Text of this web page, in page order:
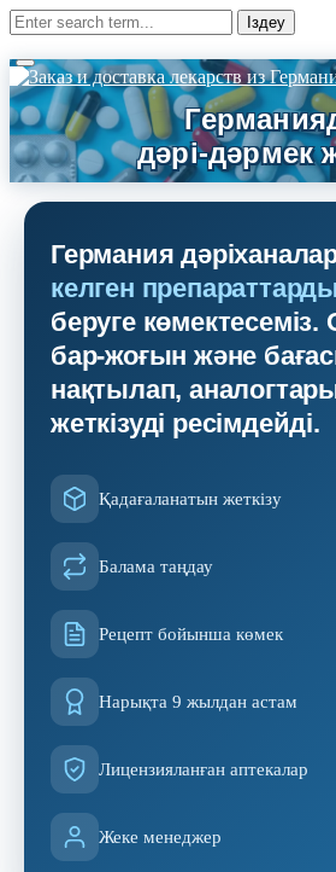
Германия
келген
беруге көмектесеміз.
бар-жоғын және
нақтылап,
жеткізуді ресімдейді.
Қадағаланатын жеткізу
Балама таңдау
Рецепт бойынша көмек
Нарықта 9 жылдан астам
Лицензияланған аптекалар
Жеке менеджер